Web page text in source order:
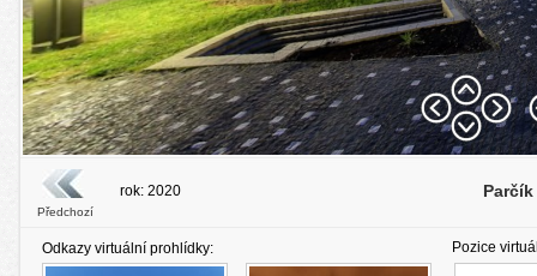
Předchozí
rok: 2020
Odkazy virtuální prohlídky: Pozice